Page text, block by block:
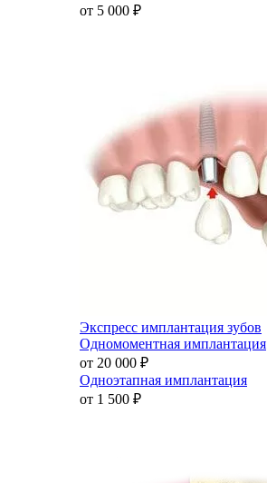
от 5 000 ₽
Экспресс имплантация зубов
Одномоментная имплантация
от 20 000 ₽
Одноэтапная имплантация
от 1 500 ₽